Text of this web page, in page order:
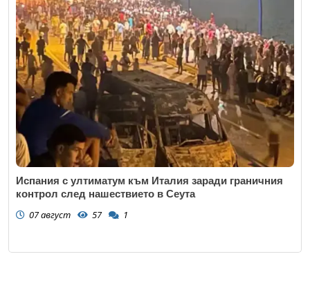
Испания с ултиматум към Италия заради граничния
контрол след нашествието в Сеута
07 август 57 1